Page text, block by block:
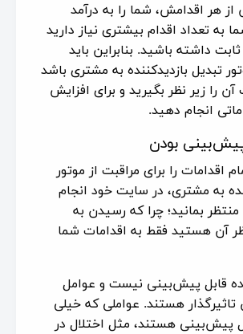
هر اقدامش، شما را به درآمد
به تعداد اقدام بیشتری نیاز دارید
داشته باشید. بنابراین باید
تبدیل بازدیدکننده به مشتری باشد
آن را زیر نظر بگیرید و برای افزایش
انجام دهید.
اقدامات را برای مراقبت از موتور
به مشتری، در سایت خود انجام
منتظر بمانید؛ چرا که رسیدن به
آن هستید فقط به اقدامات شما
قابل پیش‌بینی نیست و عوامل
هستند. عواملی که خیلی
پیش‌بینی هستند، مثل اختلال در